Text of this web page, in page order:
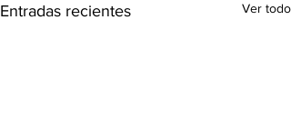
Entradas recientes Ver todo